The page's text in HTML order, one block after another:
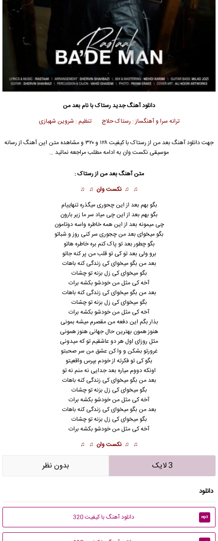
دانلود آهنگ جدیدرستاکبا نام بعد من
ترانه سرا و آهنگساز : رستاک حلاج تنظیم : شروین شهبازی
جهت دانلود آهنگ بعد من از رستاک
با کیفیت ۱۲۸ و ۳۲۰ و مشاهده متن این آهنگ از رسانه
موسیقی نکست وان به ادامه مطلب مراجعه نمائید …
متن آهنگ بعد من ازرستاک:
♫ ♫ نکست وان ♫ ♫
بگو بهم بعد از این چحوری میگذره تنهاییام
بگو بهم بعد از این چی میاد سر ما زیر بارون
چی میمونه بعد از این همه خاطره واسه دوتامون
بگو میخوای بعد من چجوری سر کنی روز و شباتو
بگو چطور بعد تو پاک کنم بره خاطره هاتو
برو ولی بعد تو کی تو قلب من پر کنه جاتو
بعد من بگو میخوای کی زندگی کنه باهات
بگو میخوای کی زل بزنه تو چشات
آخه کی مثل من خودشو بکشه برات
بعد من بگو میخوای کی زندگی کنه باهات
بگو میخوای کی زل بزنه تو چشات
آخه کی مثل من خودشو بکشه برات
بذار بگم این دفعه من مقصرم میشه بمونی
هنوز همون بهترین حال جهانی هنوز همونی
مثل روزای اول هر دو عاشقیم تو که میدونی
غرورتو بشکن و وا کن عشق من سر صحبتو
بگو کی تو فکرته از خودم بپرس واقعیتو
اونکه دووم میاره بعد جدایی نه منم نه تو
بعد من بگو میخوای کی زندگی کنه باهات
بگو میخوای کی زل بزنه تو چشات
آخه کی مثل من خودشو بکشه برات
بعد من بگو میخوای کی زندگی کنه باهات
بگو میخوای کی زل بزنه تو چشات
آخه کی مثل من خودشو بکشه برات
♫ ♫ نکست وان ♫ ♫
3 لایک بدون نظر
دانلود
mp3 دانلود آهنگ با کیفیت 320